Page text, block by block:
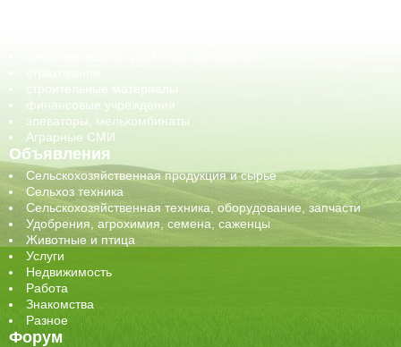
строительные материалы
финансовые учреждения
элеваторы, мелькомбинаты
Аграрные СМИ
Объявления
Сельскохозяйственная продукция и сырье
Сельхоз техника
Сельскохозяйственная техника, оборудование, запчасти
Удобрения, агрохимия, семена, саженцы
Животные и птица
Услуги
Недвижимость
Работа
Знакомства
Разное
Форум